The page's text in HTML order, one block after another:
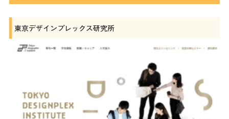
東京デザインプレックス研究所